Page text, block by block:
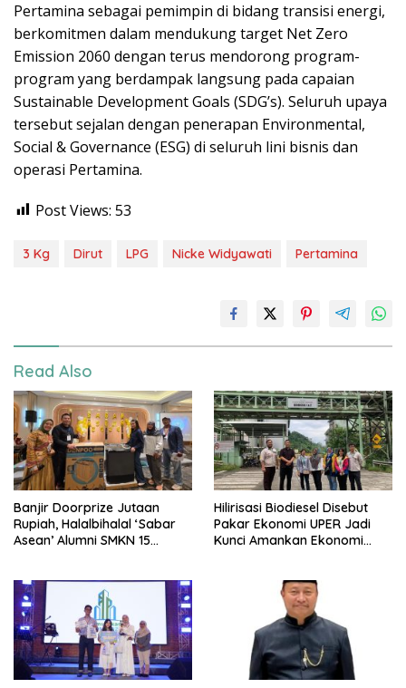
Pertamina sebagai pemimpin di bidang transisi energi,
berkomitmen dalam mendukung target Net Zero
Emission 2060 dengan terus mendorong program-
program yang berdampak langsung pada capaian
Sustainable Development Goals (SDG’s). Seluruh upaya
tersebut sejalan dengan penerapan Environmental,
Social & Governance (ESG) di seluruh lini bisnis dan
operasi Pertamina.
Post Views: 53
3 Kg Dirut LPG Nicke Widyawati Pertamina
Read Also
Banjir Doorprize Jutaan
Rupiah, Halalbihalal ‘Sabar
Asean’ Alumni SMKN 15
Hilirisasi Biodiesel Disebut
Pakar Ekonomi UPER Jadi
Kunci Amankan Ekonomi